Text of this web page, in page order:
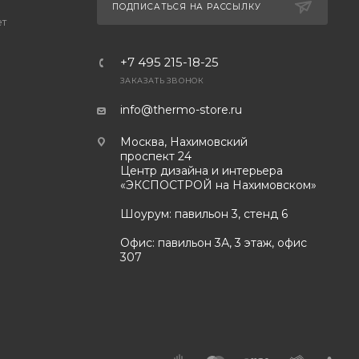
ПОДПИСАТЬСЯ НА РАССЫЛКУ
+7 495 215-18-25
ЗАКАЗАТЬ ЗВОНОК
info@thermo-store.ru
Москва, Нахимовский
проспект 24
Центр дизайна и интерьера
«ЭКСПОСТРОЙ на Нахимовском»
Шоурум: павильон 3, стенд 6
Офис: павильон 3А, 3 этаж, офис
307